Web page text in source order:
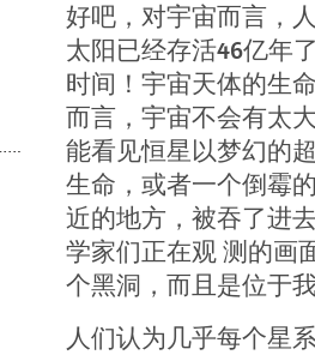
好吧，对宇宙而言，
太阳已经存活46亿年
时间！宇宙天体的生
而言，宇宙不会有太
能看见恒星以梦幻的
生命，或者一个倒霉
近的地方，被吞了进
学家们正在观 测的画
个黑洞，而且是位于
人们认为几乎每个星